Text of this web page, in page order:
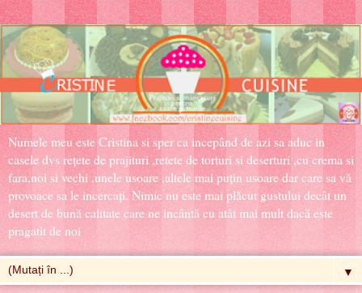
Numele meu este Cristina si sper ca incepând de azi sa aduc in
casele dvs rețete de prajituri ,retete de torturi si deserturi ,cu crema si
fara,noi si vechi ,unele usoare ,altele mai puțin usoare dar care sa vă
provoace sa le incercați. Nimic nu este mai plăcut gustului decât un
desert de bună calitate care ne incântă cu atât mai mult dacă este
pragatit de noi
▼